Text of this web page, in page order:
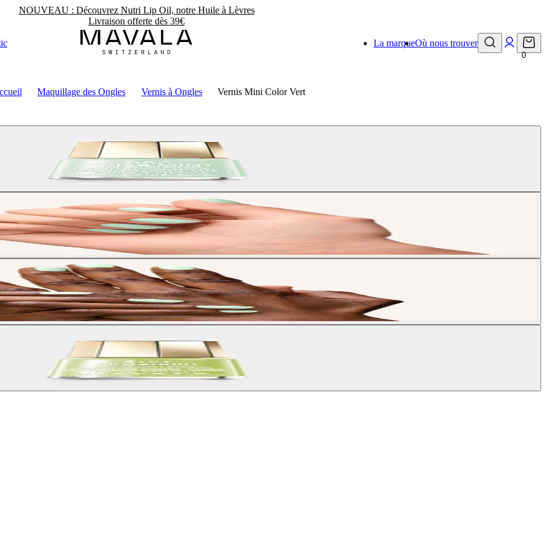
NOUVEAU : Découvrez Nutri Lip Oil, notre Huile à Lèvres
Livraison offerte dès 39€
La marqueOù nous trouver
0
Maquillage des Ongles Vernis à Ongles Vernis Mini Color Vert